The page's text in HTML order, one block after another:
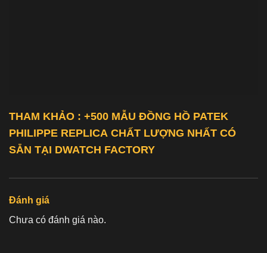
THAM KHẢO : +500 MẪU ĐỒNG HỒ PATEK
PHILIPPE REPLICA CHẤT LƯỢNG NHẤT CÓ
SẴN TẠI DWATCH FACTORY
Đánh giá
Chưa có đánh giá nào.